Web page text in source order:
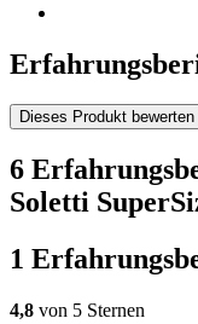
Dieses Produkt bewerten
6
Soletti
1
4,8 von 5 Sternen